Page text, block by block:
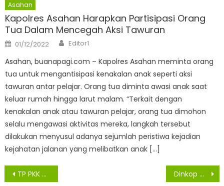
Asahan
Kapolres Asahan Harapkan Partisipasi Orang
Tua Dalam Mencegah Aksi Tawuran
Posted
on
01/12/2022 Author
Editor1
Asahan, buanapagi.com – Kapolres Asahan meminta orang
tua untuk mengantisipasi kenakalan anak seperti aksi
tawuran antar pelajar. Orang tua diminta awasi anak saat
keluar rumah hingga larut malam. “Terkait dengan
kenakalan anak atau tawuran pelajar, orang tua dimohon
selalu mengawasi aktivitas mereka, langkah tersebut
dilakukan menyusul adanya sejumlah peristiwa kejadian
kejahatan jalanan yang melibatkan anak […]
Navigasi
TP PKK Kabupaten Asahan Gelar Rakornis Dinkop Medan Diingatkan Objektif Mendata UMKM Penerima BLT